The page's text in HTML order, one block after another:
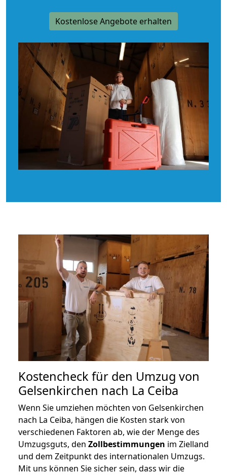
Kostenlose Angebote erhalten
Kostencheck für den Umzug von
Gelsenkirchen nach La Ceiba
Wenn Sie umziehen möchten von Gelsenkirchen
nach La Ceiba, hängen die Kosten stark von
verschiedenen Faktoren ab, wie der Menge des
Umzugsguts, den Zollbestimmungen im Zielland
und dem Zeitpunkt des internationalen Umzugs.
Mit uns können Sie sicher sein, dass wir die